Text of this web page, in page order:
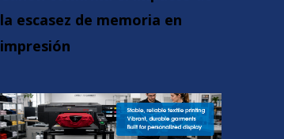
la escasez de memoria en
impresión